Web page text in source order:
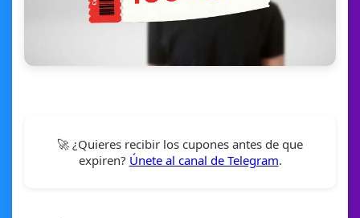
🚀 ¿Quieres recibir los cupones antes de que
expiren? Únete al canal de Telegram.